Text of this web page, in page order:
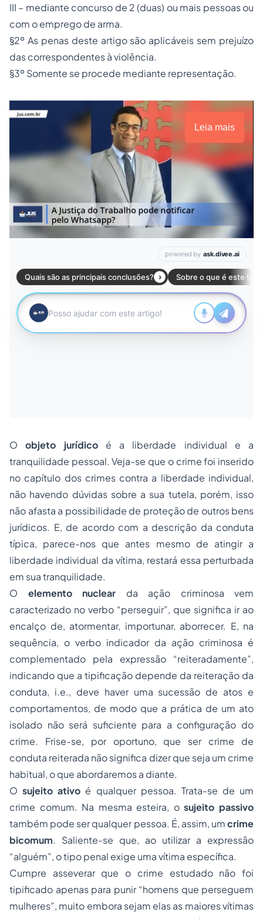
III – mediante concurso de 2 (duas) ou mais pessoas ou
com o emprego de arma.
§2º As penas deste artigo são aplicáveis sem prejuízo
das correspondentes à violência.
§3º Somente se procede mediante representação.
Leia mais
Oobjeto jurídicoé a liberdade individual e a
tranquilidade pessoal. Veja-se que o crime foi inserido
no capítulo dos crimes contra a liberdade individual,
não havendo dúvidas sobre a sua tutela, porém, isso
não afasta a possibilidade de proteção de outros bens
jurídicos. E, de acordo com a descrição da conduta
típica, parece-nos que antes mesmo de atingir a
liberdade individual da vítima, restará essa perturbada
em sua tranquilidade.
O elemento nuclear da ação criminosa vem
caracterizado no verbo “perseguir”, que significa ir ao
encalço de, atormentar, importunar, aborrecer. E, na
sequência, o verbo indicador da ação criminosa é
complementado pela expressão “reiteradamente”,
indicando que a tipificação depende da reiteração da
conduta, i.e., deve haver uma sucessão de atos e
comportamentos, de modo que a prática de um ato
isolado não será suficiente para a configuração do
crime. Frise-se, por oportuno, que ser crime de
conduta reiterada não significa dizer que seja um crime
habitual, o que abordaremos a diante.
Osujeito ativo é qualquer pessoa. Trata-se de um
crime comum. Na mesma esteira, osujeito passivo
também pode ser qualquer pessoa. É, assim, umcrime
bicomum. Saliente-se que, ao utilizar a expressão
“alguém”, o tipo penal exige uma vítima específica.
Cumpre asseverar que o crime estudado não foi
tipificado apenas para punir “homens que perseguem
mulheres”, muito embora sejam elas as maiores vítimas